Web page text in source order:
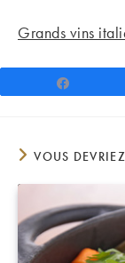
Grands vins
VOUS